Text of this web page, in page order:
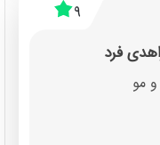
9
فرد
مو